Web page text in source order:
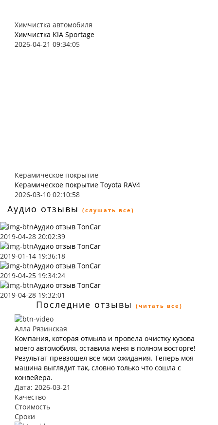
Химчистка автомобиля
Химчистка KIA Sportage
2026-04-21 09:34:05
Керамическое покрытие
Керамическое покрытие Toyota RAV4
2026-03-10 02:10:58
Аудио отзывы (слушать все)
Аудио отзыв TonCar
2019-04-28 20:02:39
Аудио отзыв TonCar
2019-01-14 19:36:18
Аудио отзыв TonCar
2019-04-25 19:34:24
Аудио отзыв TonCar
2019-04-28 19:32:01
Последние отзывы (читать все)
Алла Рязинская
Компания, которая отмыла и провела очистку кузова
моего автомобиля, оставила меня в полном восторге!
Результат превзошел все мои ожидания. Теперь моя
машина выглядит так, словно только что сошла с
конвейера.
Дата: 2026-03-21
Качество
Стоимость
Сроки